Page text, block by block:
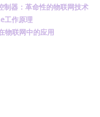
制器：革命性的物联网技术
工作原理
物联网中的应用